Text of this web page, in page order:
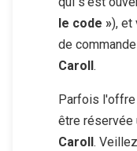
le code »), et
de
Caroll.
Parfois l'offre
être réservée
Caroll.